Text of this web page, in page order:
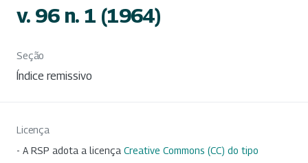
v. 96 n. 1 (1964)
Seção
Índice remissivo
Licença
- A RSP adota a licença Creative Commons (CC) do tipo